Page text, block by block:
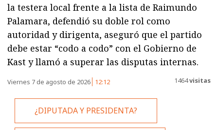
la testera local frente a la lista de Raimundo
Palamara, defendió su doble rol como
autoridad y dirigenta, aseguró que el partido
debe estar “codo a codo” con el Gobierno de
Kast y llamó a superar las disputas internas.
Viernes 7 de agosto de 2026 12:12 1464visitas
¿DIPUTADA Y PRESIDENTA?